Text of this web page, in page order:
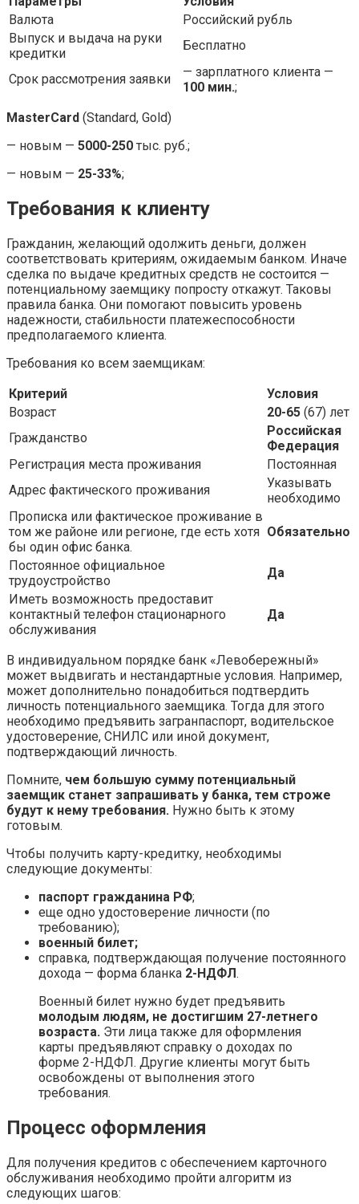
Валюта
Российский рубль
Выпуск и выдача на руки
кредитки
Бесплатно
Срок рассмотрения заявки
— зарплатного клиента —
100 мин.;
MasterCard (Standard, Gold)
— новым — 5000-250 тыс. руб.;
— новым — 25-33%;
Требования к клиенту
Гражданин, желающий одолжить деньги, должен
соответствовать критериям, ожидаемым банком. Иначе
сделка по выдаче кредитных средств не состоится —
потенциальному заемщику попросту откажут. Таковы
правила банка. Они помогают повысить уровень
надежности, стабильности платежеспособности
предполагаемого клиента.
Требования ко всем заемщикам:
Критерий
Условия
Возраст
20-65 (67) лет
Гражданство
Российская
Федерация
Регистрация места проживания
Постоянная
Адрес фактического проживания
Указывать
необходимо
Прописка или фактическое проживание в
том же районе или регионе, где есть хотя
бы один офис банка.
Обязательно
Постоянное официальное
трудоустройство
Да
Иметь возможность предоставит
контактный телефон стационарного
обслуживания
Да
В индивидуальном порядке банк «Левобережный»
может выдвигать и нестандартные условия. Например,
может дополнительно понадобиться подтвердить
личность потенциального заемщика. Тогда для этого
необходимо предъявить загранпаспорт, водительское
удостоверение, СНИЛС или иной документ,
подтверждающий личность.
Помните, чем большую сумму потенциальный
заемщик станет запрашивать у банка, тем строже
будут к нему требования. Нужно быть к этому
готовым.
Чтобы получить карту-кредитку, необходимы
следующие документы:
паспорт гражданина РФ;
еще одно удостоверение личности (по
требованию);
военный билет;
справка, подтверждающая получение постоянного
дохода — форма бланка 2-НДФЛ.
Военный билет нужно будет предъявить
молодым людям, не достигшим 27-летнего
возраста. Эти лица также для оформления
карты предъявляют справку о доходах по
форме 2-НДФЛ. Другие клиенты могут быть
освобождены от выполнения этого
требования.
Процесс оформления
Для получения кредитов с обеспечением карточного
обслуживания необходимо пройти алгоритм из
следующих шагов: